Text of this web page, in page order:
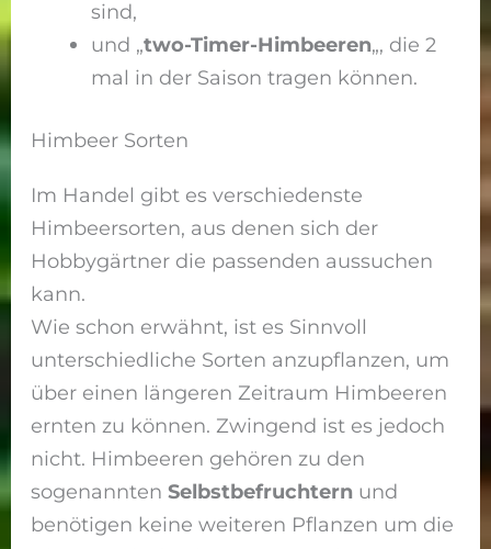
sind,
und „two-Timer-Himbeeren„, die 2
mal in der Saison tragen können.
Himbeer Sorten
Im Handel gibt es verschiedenste
Himbeersorten, aus denen sich der
Hobbygärtner die passenden aussuchen
kann.
Wie schon erwähnt, ist es Sinnvoll
unterschiedliche Sorten anzupflanzen, um
über einen längeren Zeitraum Himbeeren
ernten zu können. Zwingend ist es jedoch
nicht. Himbeeren gehören zu den
sogenanntenSelbstbefruchtern und
benötigen keine weiteren Pflanzen um die